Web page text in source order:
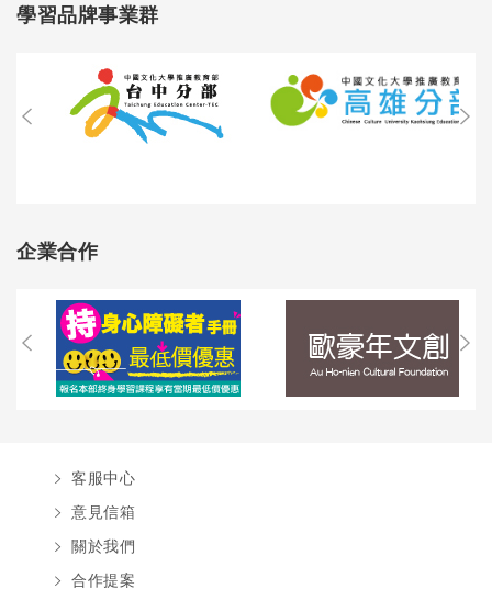
學習品牌事業群
企業合作
客服中心
意見信箱
關於我們
合作提案